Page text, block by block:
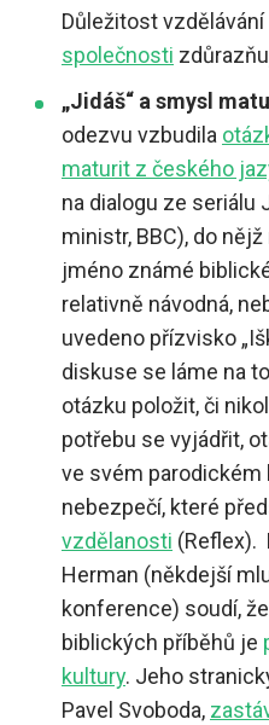
Důležitost vzdělávání
společnosti
„Jidáš“ a smysl
odezvu vzbudila
maturit z českého
na dialogu ze seriálu
ministr, BBC), do
jméno známé
relativně návodná,
uvedeno přízvisko
diskuse se láme na
otázku položit, či
potřebu se vyjádřit,
ve svém parodickém
nebezpečí, které
vzdělanosti (Reflex).
Herman (někdejší
konference) soudí,
biblických příběhů je
kultury. Jeho
Pavel Svoboda,